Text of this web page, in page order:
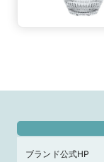
ブランド公式HP